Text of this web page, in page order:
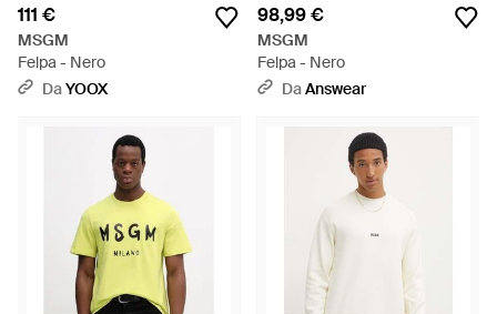
111 €
MSGM
Felpa - Nero
DaYOOX
98,99 €
MSGM
Felpa - Nero
DaAnswear